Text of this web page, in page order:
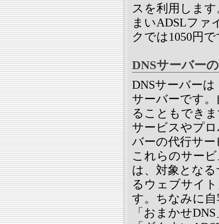
スを利用しま
まいADSLファ
クでは1050円
DNSサーバー
DNSサーバー
サーバーです
ることもでき
サービスやプ
バーの代行サ
これらのサー
は、対象とな
るウェブサイ
す。ちなみに
「おまかせ